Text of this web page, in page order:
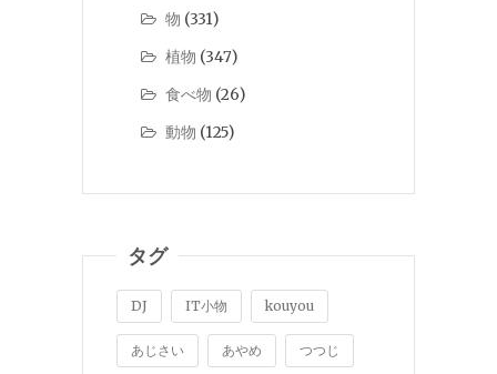
物 (331)
植物 (347)
食べ物 (26)
動物 (125)
タグ
DJ IT小物 kouyou
あじさい あやめ つつじ